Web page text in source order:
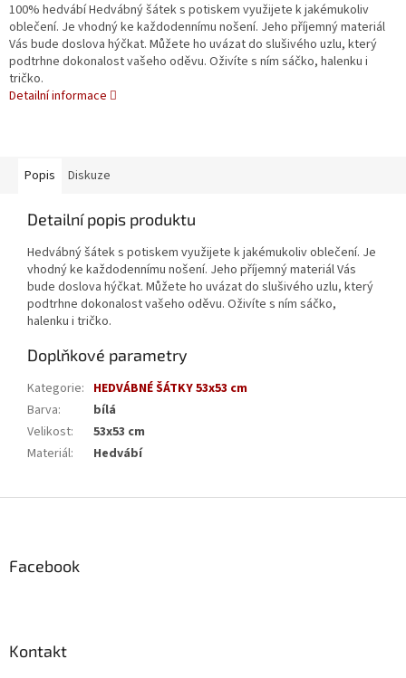
100% hedvábí Hedvábný šátek s potiskem využijete k jakémukoliv
oblečení. Je vhodný ke každodennímu nošení. Jeho příjemný materiál
Vás bude doslova hýčkat. Můžete ho uvázat do slušivého uzlu, který
podtrhne dokonalost vašeho oděvu. Oživíte s ním sáčko, halenku i
tričko.
Detailní informace
Popis Diskuze
Detailní popis produktu
Hedvábný šátek s potiskem využijete k jakémukoliv oblečení. Je
vhodný ke každodennímu nošení. Jeho příjemný materiál Vás
bude doslova hýčkat. Můžete ho uvázat do slušivého uzlu, který
podtrhne dokonalost vašeho oděvu. Oživíte s ním sáčko,
halenku i tričko.
Doplňkové parametry
Kategorie: HEDVÁBNÉ ŠÁTKY 53x53 cm
Barva:
bílá
Velikost:
53x53 cm
Materiál: Hedvábí
Facebook
Kontakt